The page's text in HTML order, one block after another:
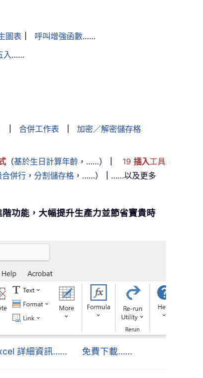
圖表 呼叫增強函數……
入……
合併工作表
加密／解密儲存格
（基於生日計算年齡 ，……） 19 插入工具
合併行 ， 分割儲存格 ，……）
……以及更多
功能，大幅提升生產力並節省寶貴時
詳細資訊…… 免費下載……